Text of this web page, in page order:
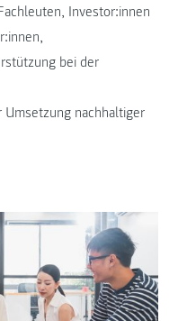
Investor:innen
bei der
Umsetzung nachhaltiger